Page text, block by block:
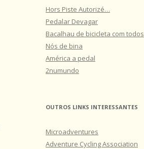
Hors Piste Autorizé…
Pedalar Devagar
Bacalhau de bicicleta com todos
Nós de bina
América a pedal
2numundo
OUTROS LINKS INTERESSANTES
Microadventures
Adventure Cycling Association